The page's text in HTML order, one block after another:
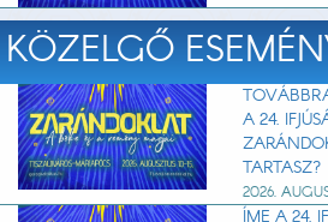
KÖZELGŐ
A 24.
TARTASZ?
2026.
ÍME A 24.